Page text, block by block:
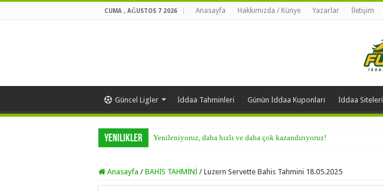
CUMA , AĞUSTOS 7 2026 Anasayfa Hakkımızda / Künye Yazarlar İletişim
Güncel Ligler İddaa Tahminleri Günün İddaa Kuponları İddaa Siteleri
Yenilikler Yenileniyoruz, daha hızlı ve daha çok kazandırıyoruz!
Anasayfa / BAHİS TAHMİNİ / Luzern Servette Bahis Tahmini 18.05.2025